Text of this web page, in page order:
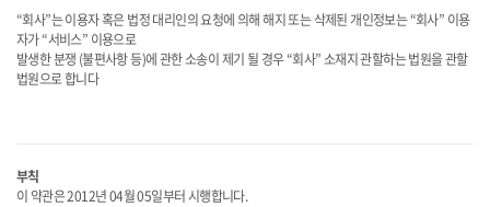
“회사”는 이용자 혹은 법정 대리인의 요청에 의해 해지 또는 삭제된 개인정보는 “회사” 이용
자가 “서비스” 이용으로
발생한 분쟁 (불편사항 등)에 관한 소송이 제기 될 경우 “회사” 소재지 관할하는 법원을 관할
법원으로 합니다
부칙
이 약관은 2012년 04월 05일부터 시행합니다.